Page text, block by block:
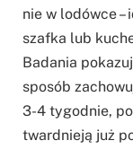
nie w lodówce –
szafka lub
Badania
sposób
3-4 tygodnie,
twardnieją już